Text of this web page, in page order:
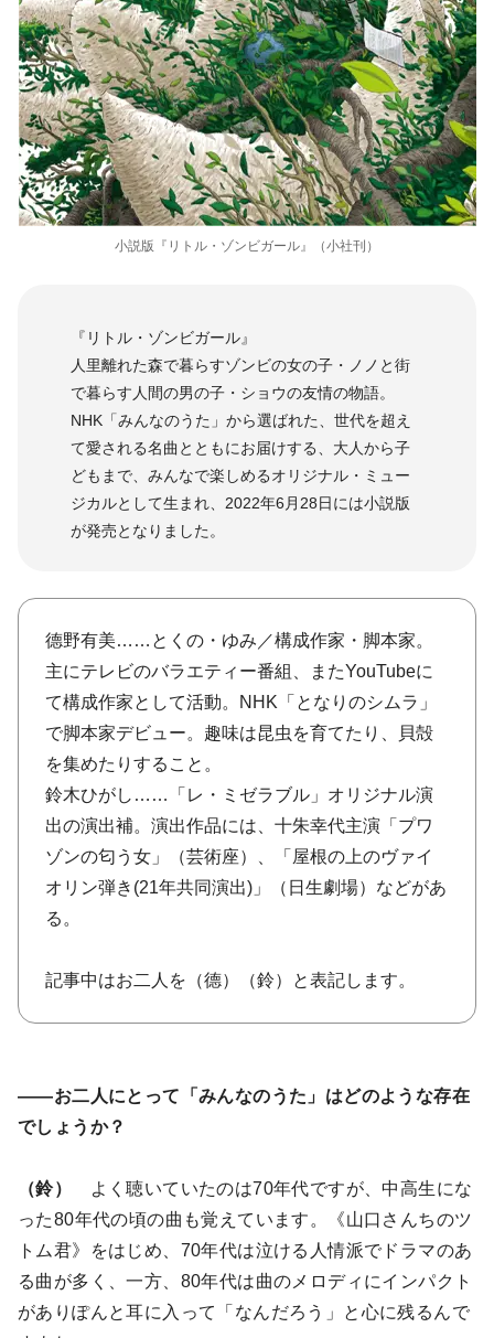
小説版『リトル・ゾンビガール』（小社刊）
『リトル・ゾンビガール』
⼈⾥離れた森で暮らすゾンビの⼥の⼦・ノノと街
で暮らす⼈間の男の⼦・ショウの友情の物語。
NHK「みんなのうた」から選ばれた、世代を超え
て愛される名曲とともにお届けする、⼤⼈から⼦
どもまで、みんなで楽しめるオリジナル・ミュー
ジカルとして生まれ、2022年6月28日には小説版
が発売となりました。
德野有美……とくの・ゆみ／構成作家・脚本家。
主にテレビのバラエティー番組、またYouTubeに
て構成作家として活動。NHK「となりのシムラ」
で脚本家デビュー。趣味は昆虫を育てたり、貝殻
を集めたりすること。
鈴木ひがし……「レ・ミゼラブル」オリジナル演
出の演出補。演出作品には、十朱幸代主演「プワ
ゾンの匂う女」（芸術座）、「屋根の上のヴァイ
オリン弾き(21年共同演出)」（日生劇場）などがあ
る。
記事中はお二人を（德）（鈴）と表記します。
――お二人にとって「みんなのうた」はどのような存在
でしょうか？
（鈴）
よく聴いていたのは70年代ですが、中高生にな
った80年代の頃の曲も覚えています。《山口さんちのツ
トム君》をはじめ、70年代は泣ける人情派でドラマのあ
る曲が多く、一方、80年代は曲のメロディにインパクト
がありぽんと耳に入って「なんだろう」と心に残るんで